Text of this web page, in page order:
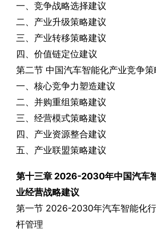
一、竞争战略选择建议
二、产业升级策略建议
三、产业转移策略建议
四、价值链定位建议
第二节 中国汽车智能化产业竞争策
一、核心竞争力塑造建议
二、并购重组策略建议
三、经营模式策略建议
四、产业资源整合建议
五、产业联盟策略建议
第十三章 2026-2030年中国汽车
业经营战略建议
第一节 2026-2030年汽车智能化
杆管理